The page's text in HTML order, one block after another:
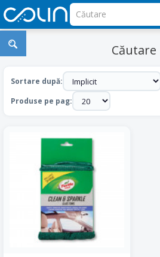
Căutare
Sortare după:
Produse pe pag: